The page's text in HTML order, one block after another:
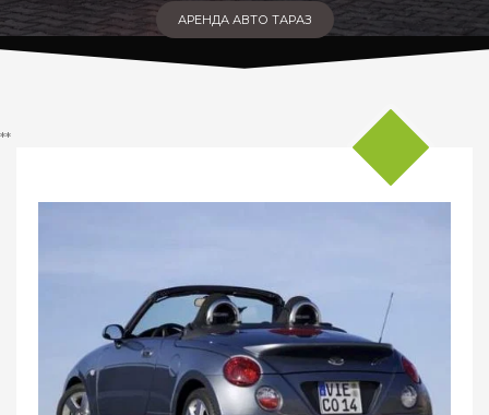
АРЕНДА АВТО ТАРАЗ
**